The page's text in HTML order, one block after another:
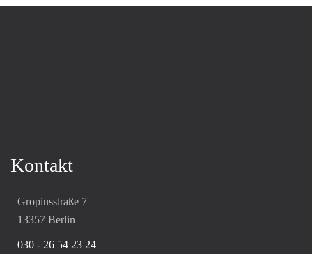
Kontakt
Gropiusstraße 7
13357 Berlin
030 - 26 54 23 24